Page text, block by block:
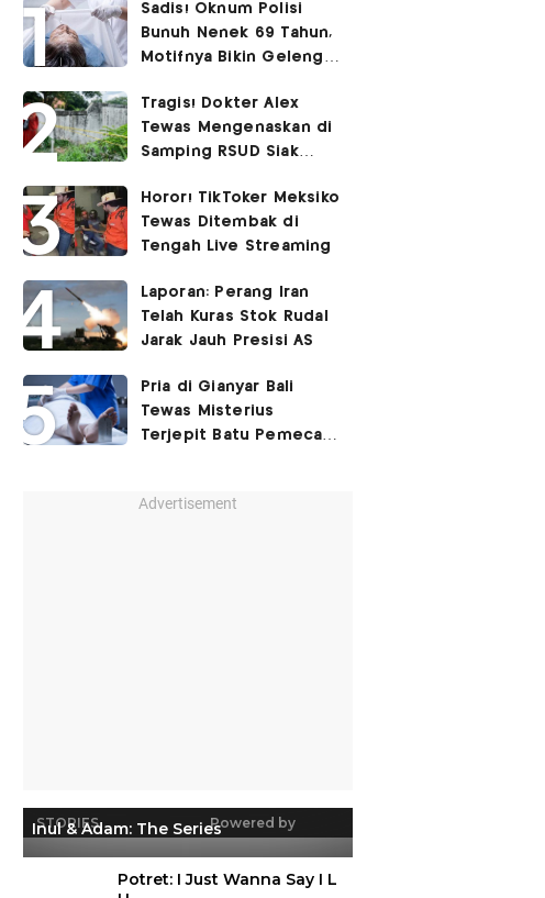
Sadis! Oknum Polisi
Bunuh Nenek 69 Tahun,
Motifnya Bikin Geleng
Tragis! Dokter Alex
Tewas Mengenaskan di
Samping RSUD Siak
Rocuronium
Horor! TikToker Meksiko
Tewas Ditembak di
Tengah Live Streaming
Laporan: Perang Iran
Telah Kuras Stok Rudal
Jarak Jauh Presisi AS
Pria di Gianyar Bali
Tewas Misterius
Terjepit Batu Pemecah
Advertisement